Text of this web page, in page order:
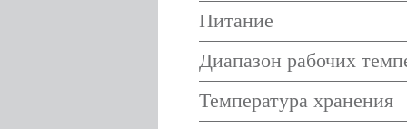
Питание
Диапазон рабочих
Температура хранения